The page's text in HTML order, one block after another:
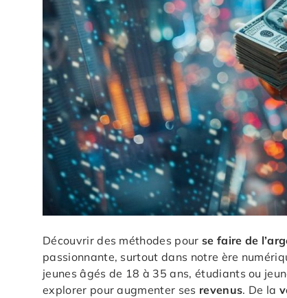
Découvrir des méthodes pour se faire de
passionnante, surtout dans notre ère
jeunes âgés de 18 à 35 ans, étudiants ou
explorer pour augmenter ses revenus. De la